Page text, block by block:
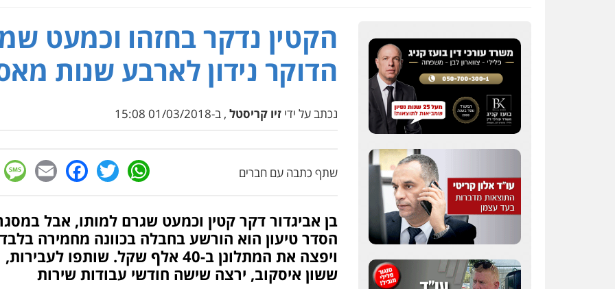
הקטין נדקר בחזהו וכמעט
הדוקר נידון לארבע שנות
נכתב על ידי זיו קריסטל , ב-01/03/2018 15:08
שתף כתבה עם חברים WhatsApp
Twitter
בן אביגדור דקר קטין וכמעט שגרם למותו, אבל
הסדר טיעון הוא הורשע בחבלה בכוונה מחמירה
ויפצה את המתלונן ב-40 אלף שקל. שותפו לעבירות,
ששון איסקוב, ירצה שישה חודשי עבודות שירות